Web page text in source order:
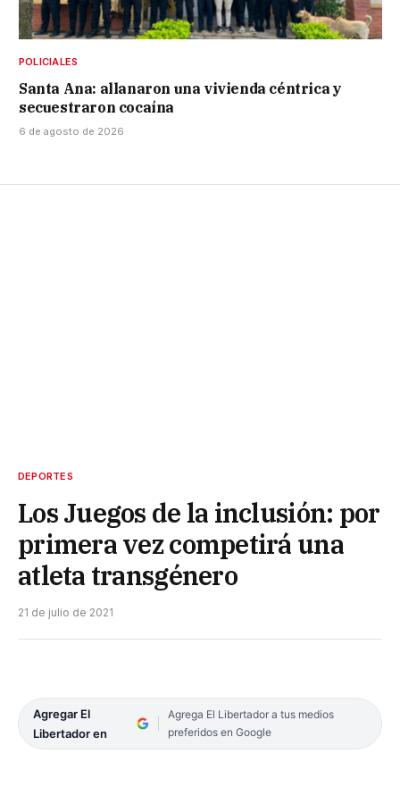
POLICIALES
Santa Ana: allanaron una vivienda céntrica y
secuestraron cocaína
6 de agosto de 2026
DEPORTES
Los Juegos de la inclusión: por
primera vez competirá una
atleta transgénero
21 de julio de 2021
Agregar El
Libertador en
Agrega El Libertador a tus medios
preferidos en Google